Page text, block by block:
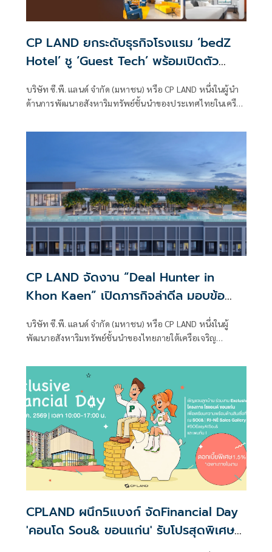
CP LAND ยกระดับธุรกิจโรงแรม ‘bedZ
Hotel’ ชู ‘Guest Tech’ พร้อมเปิดตัว
บริษัท ซี.พี. แลนด์ จำกัด (มหาชน) หรือ CP LAND หนึ่งในผู้นำ
ด้านการพัฒนาอสังหาริมทรัพย์ชั้นนำของประเทศไทยในเครือ
Guest Tech แนวคิดการออกแบบประสบการณ์การเข้าพักที่
CP LAND จัดงาน “Deal Hunter in
Khon Kaen” เปิดภารกิจล่าดีล มอบข้อ
เสนอสุดพิเศษจากโครงการคอนโด รีเน่-โซ
แอนด์ ขอนแก่น 1-7 มิ.ย.นี้ ที่เซ็นทรัล
บริษัท ซี.พี. แลนด์ จำกัด (มหาชน) หรือ CP LAND หนึ่งในผู้
พัฒนาอสังหาริมทรัพย์ชั้นนำของไทยภายใต้เครือเจริญ
ขอนแก่น ร่วม “CP LAND Deal Hunter ภารกิจล่าดีลคอนโด RI-
NÉ และ SOū&” ที่บูธกิจกรรม ชั้น G ศูนย์การค้าเซ็นทรัล
ขอนแก่น แคมปัส ตั้งแต่ วันนี้ –7 มิถุนายน 2569 พร้อม
โปรโมชัน “จองปุ๊บ ช็อปเลย”
CPLAND ผนึก5แบงก์ จัดFinancial Day
'คอนโด Sou& ขอนแก่น' รับโปรสุดพิเศษ